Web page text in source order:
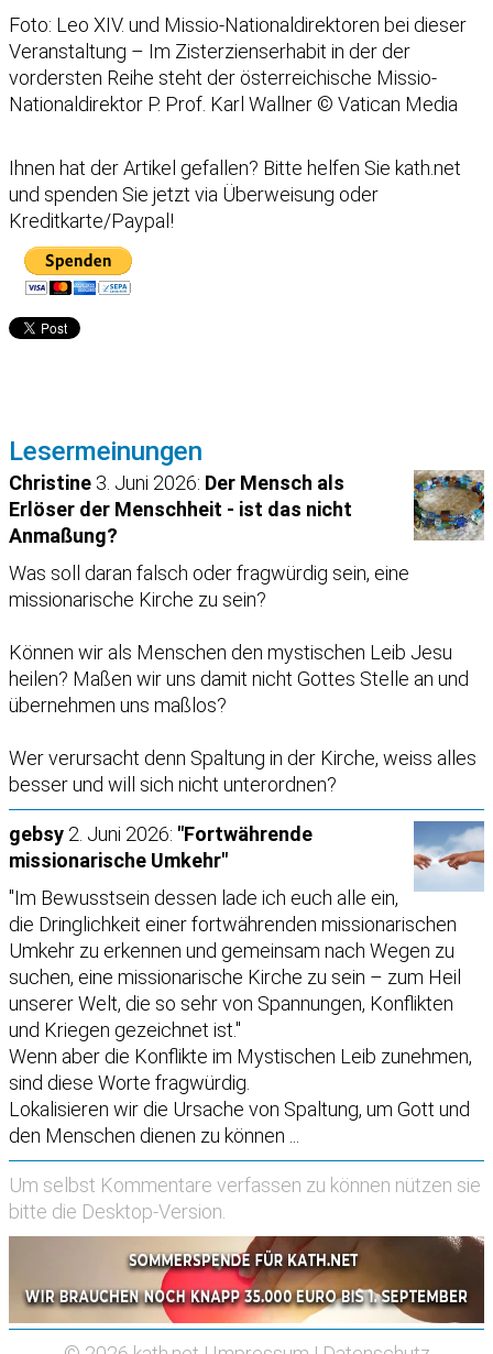
Foto: Leo XIV. und Missio-Nationaldirektoren bei dieser
Veranstaltung – Im Zisterzienserhabit in der der
vordersten Reihe steht der österreichische Missio-
Nationaldirektor P. Prof. Karl Wallner © Vatican Media
Ihnen hat der Artikel gefallen? Bitte helfen Sie kath.net
und spenden Sie jetzt via Überweisung oder
Kreditkarte/Paypal!
Lesermeinungen
Christine 3. Juni 2026: Der Mensch als
Erlöser der Menschheit - ist das nicht
Anmaßung?
Was soll daran falsch oder fragwürdig sein, eine
missionarische Kirche zu sein?
Können wir als Menschen den mystischen Leib Jesu
heilen? Maßen wir uns damit nicht Gottes Stelle an und
übernehmen uns maßlos?
Wer verursacht denn Spaltung in der Kirche, weiss alles
besser und will sich nicht unterordnen?
gebsy 2. Juni 2026: "Fortwährende
missionarische Umkehr"
"Im Bewusstsein dessen lade ich euch alle ein,
die Dringlichkeit einer fortwährenden missionarischen
Umkehr zu erkennen und gemeinsam nach Wegen zu
suchen, eine missionarische Kirche zu sein – zum Heil
unserer Welt, die so sehr von Spannungen, Konflikten
und Kriegen gezeichnet ist."
Wenn aber die Konflikte im Mystischen Leib zunehmen,
sind diese Worte fragwürdig.
Lokalisieren wir die Ursache von Spaltung, um Gott und
den Menschen dienen zu können ...
Um selbst Kommentare verfassen zu können nützen sie
bitte die Desktop-Version